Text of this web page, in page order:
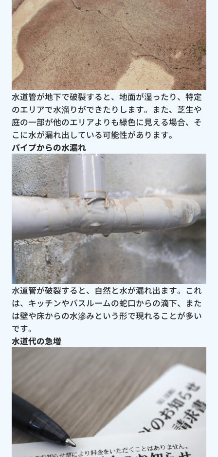
水道管が地下で破裂すると、地面が湿ったり、特定
のエリアで水溜りができたりします。また、芝生や
庭の一部が他のエリアよりも緑色に見える場合、そ
こに水が漏れ出している可能性があります。
パイプからの水漏れ
水道管が破裂すると、自然と水が漏れ出ます。これ
は、キッチンやバスルームの蛇口からの滴下、また
は壁や床からの水滲みという形で現れることが多い
です。
水道代の急増